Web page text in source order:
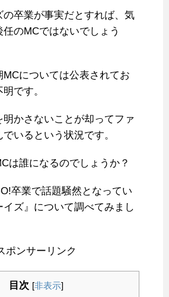
の卒業が事実だとすれば、気
のMCではないでしょう
については公表されてお
です。
明かさないことが却ってファ
いるという状況です。
は誰になるのでしょうか？
卒業で話題騒然となってい
イズ』について調べてみまし
ポンサーリンク
目次 [非表示]